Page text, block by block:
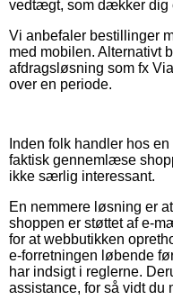
vedtægt, som dækker dig
Vi anbefaler bestillinger
med mobilen. Alternativt
afdragsløsning som fx
over en periode.
Inden folk handler hos
faktisk gennemlæse
ikke særlig interessant.
En nemmere løsning er
shoppen er støttet af e-
for at webbutikken
e-forretningen løbende
har indsigt i reglerne.
assistance, for så vidt